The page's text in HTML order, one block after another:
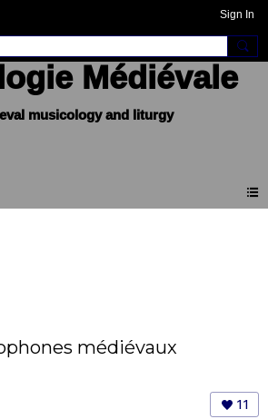
Sign In
Médiévale
médiévaux
11